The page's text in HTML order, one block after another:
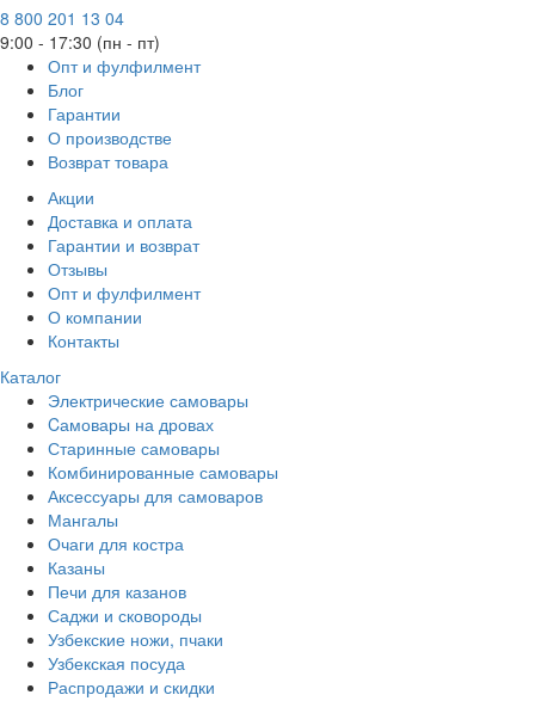
8 800 201 13 04
9:00 - 17:30 (пн - пт)
Опт и фулфилмент
Блог
Гарантии
О производстве
Возврат товара
Акции
Доставка и оплата
Гарантии и возврат
Отзывы
Опт и фулфилмент
О компании
Контакты
Каталог
Электрические самовары
Cамовары на дровах
Старинные самовары
Комбинированные самовары
Аксессуары для самоваров
Мангалы
Очаги для костра
Казаны
Печи для казанов
Саджи и сковороды
Узбекские ножи, пчаки
Узбекская посуда
Распродажи и скидки